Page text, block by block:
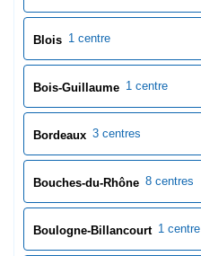
Blois 1 centre
Bois-Guillaume 1 centre
Bordeaux 3 centres
Bouches-du-Rhône 8 centres
Boulogne-Billancourt 1 centre